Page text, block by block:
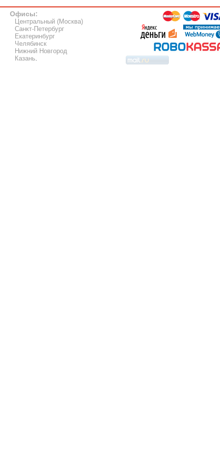
Офисы:
Центральный (Москва)
Санкт-Петербург
Екатеринбург
Челябинск
Нижний Новгород
Казань.